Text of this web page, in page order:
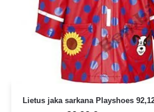
Lietus jaka sarkana Playshoes